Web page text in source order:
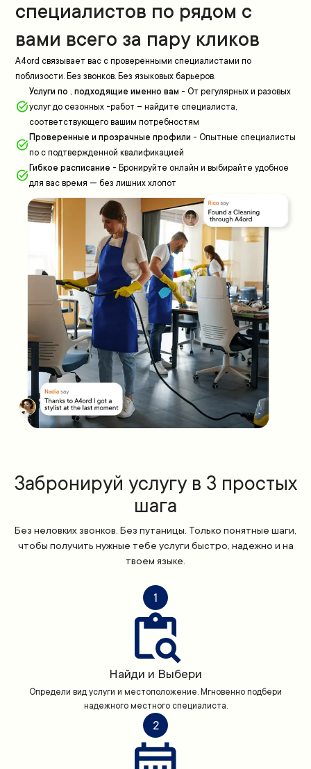
специалистов по рядом с
вами всего за пару кликов
A4ord связывает вас с проверенными специалистами по
поблизости. Без звонков. Без языковых барьеров.
Услуги по , подходящие именно вам - От регулярных и разовых
услуг до сезонных -работ – найдите специалиста,
соответствующего вашим потребностям
Проверенные и прозрачные профили - Опытные специалисты
по с подтвержденной квалификацией
Гибкое расписание - Бронируйте онлайн и выбирайте удобное
для вас время — без лишних хлопот
Забронируй услугу в 3 простых
шага
Без неловких звонков. Без путаницы. Только понятные шаги,
чтобы получить нужные тебе услуги быстро, надежно и на
твоем языке.
1
Найди и Выбери
Определи вид услуги и местоположение. Мгновенно подбери
надежного местного специалиста.
2